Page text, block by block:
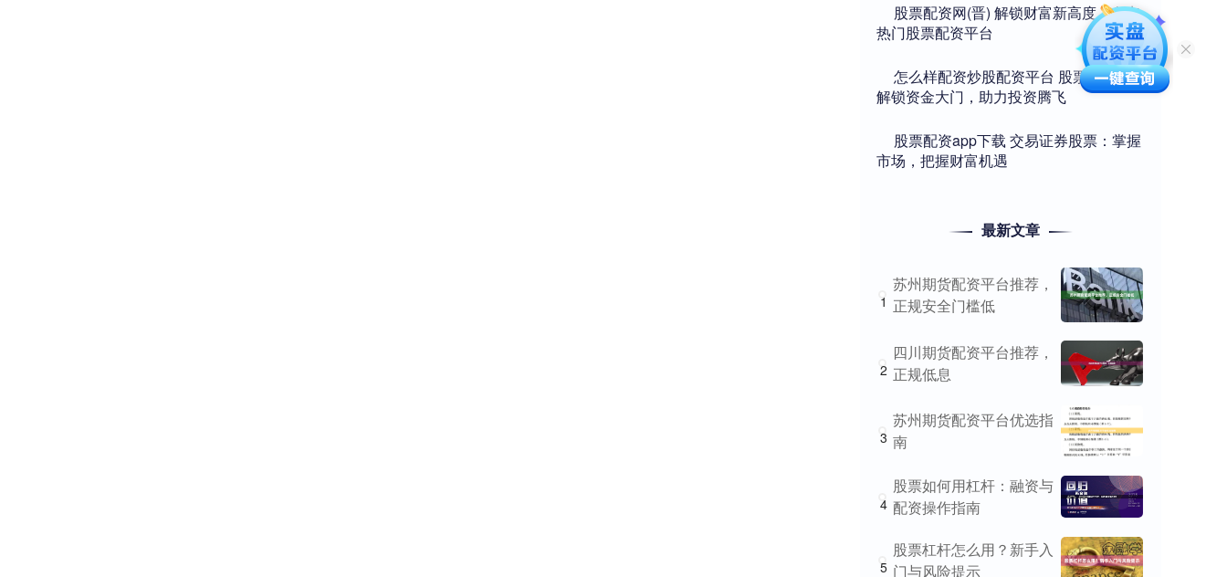
​股票配资网(晋) 解锁财富新高度：盘点
热门股票配资平台
​怎么样配资炒股配资平台 股票配资：
解锁资金大门，助力投资腾飞
​股票配资app下载 交易证券股票：掌握
市场，把握财富机遇
最新文章
1
苏州期货配资平台推荐，
正规安全门槛低
2
四川期货配资平台推荐，
正规低息
3
苏州期货配资平台优选指
南
4
股票如何用杠杆：融资与
配资操作指南
5
股票杠杆怎么用？新手入
门与风险提示